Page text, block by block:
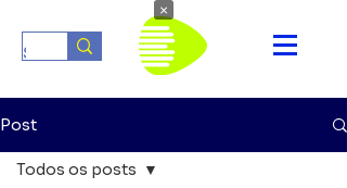
Post
Todos os posts
×